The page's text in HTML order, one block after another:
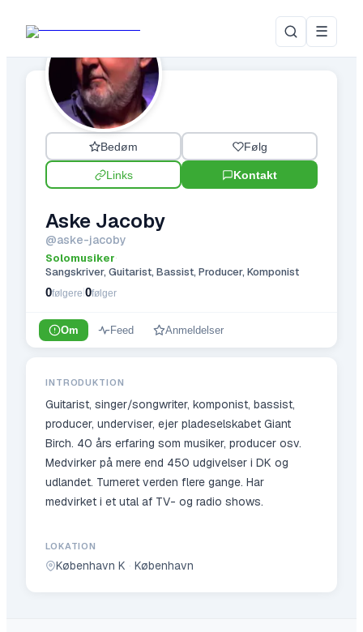
☰
Bedøm Følg
Links Kontakt
Aske Jacoby
@aske-jacoby
Solomusiker·
Sangskriver, Guitarist, Bassist, Producer, Komponist
0følgere 0følger
Om Feed Anmeldelser
INTRODUKTION
Guitarist, singer/songwriter, komponist, bassist,
producer, underviser, ejer pladeselskabet Giant
Birch. 40 års erfaring som musiker, producer osv.
Medvirker på mere end 450 udgivelser i DK og
udlandet. Turneret verden flere gange. Har
medvirket i et utal af TV- og radio shows.
LOKATION
København K · København